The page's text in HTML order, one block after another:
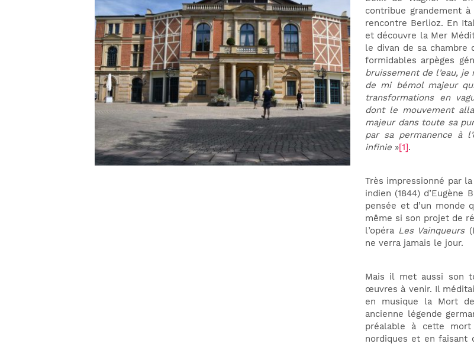
contribue grandement
rencontre Berlioz. En
et découvre la Mer
le divan de sa chambre
formidables arpèges
bruissement de l’eau,
de mi bémol majeur
transformations en
dont le mouvement
majeur dans toute sa
par sa permanence à
infinie »[1].
Très impressionné par
indien (1844) d’Eugène
pensée et d’un monde
même si son projet de
l’opéra Les Vainqueurs
ne verra jamais le jour.
Mais il met aussi son
œuvres à venir. Il
en musique la Mort
ancienne légende
préalable à cette mort
nordiques et en faisant